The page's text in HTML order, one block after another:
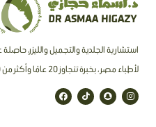
استشارية الجلدية والتجميل والليزر،
لأطباء مصر ، بخبرة تتجاوز 20 عامًا وأكثر من 150,000 حالة معالجة.
I
n
s
S
n
a
T
i
k
F
a
c